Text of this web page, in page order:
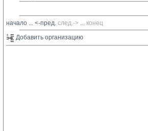
начало ... <-пред. след.-> ... конец
Добавить организацию